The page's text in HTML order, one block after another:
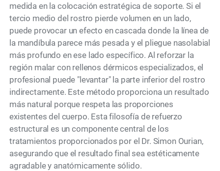
medida en la colocación estratégica de soporte. Si el
tercio medio del rostro pierde volumen en un lado,
puede provocar un efecto en cascada donde la línea de
la mandíbula parece más pesada y el pliegue nasolabial
más profundo en ese lado específico. Al reforzar la
región malar con rellenos dérmicos especializados, el
profesional puede "levantar" la parte inferior del rostro
indirectamente. Este método proporciona un resultado
más natural porque respeta las proporciones
existentes del cuerpo. Esta filosofía de refuerzo
estructural es un componente central de los
tratamientos proporcionados por el Dr. Simon Ourian,
asegurando que el resultado final sea estéticamente
agradable y anatómicamente sólido.